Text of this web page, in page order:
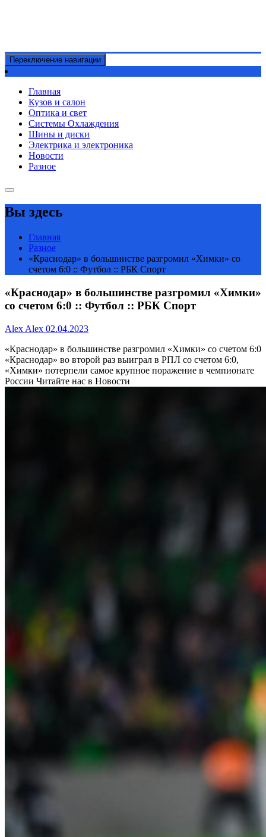
Переключение навигации
Главная
Кузов и салон
Оптика и свет
Системы Охлаждения
Шины и диски
Электрика и электроника
Новости
Разное
Вы здесь
Главная
Разное
«Краснодар» в большинстве разгромил «Химки» со
счетом 6:0 :: Футбол :: РБК Спорт
«Краснодар» в большинстве разгромил «Химки»
со счетом 6:0 :: Футбол :: РБК Спорт
Alex Alex 02.04.2023
«Краснодар» в большинстве разгромил «Химки» со счетом 6:0
«Краснодар» во второй раз выиграл в РПЛ со счетом 6:0,
«Химки» потерпели самое крупное поражение в чемпионате
России Читайте нас в Новости